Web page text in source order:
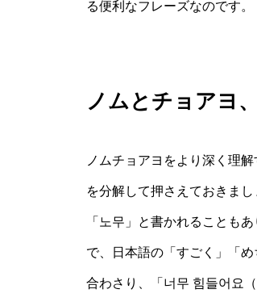
る便利なフレーズなのです。
ノムとチョアヨ
ノムチョアヨをより深く理
を分解して押さえておきまし
「노무」と書かれることも
で、日本語の「すごく」「
合わさり、「너무 힘들어요